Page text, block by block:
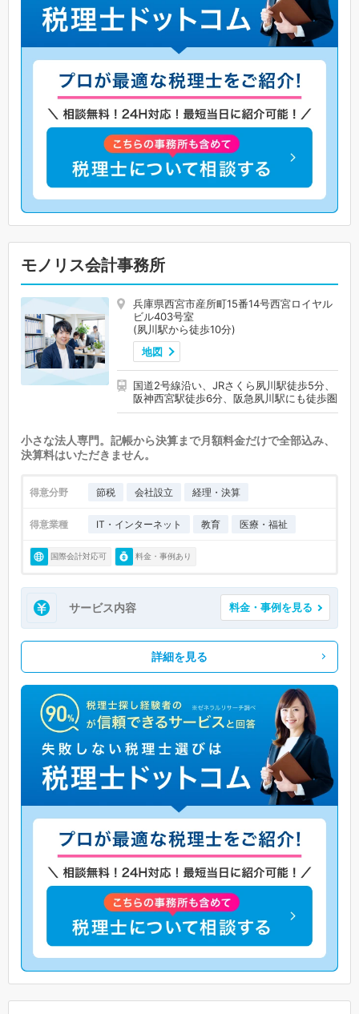
モノリス会計事務所
兵庫県西宮市産所町15番14号西宮ロイヤル
ビル403号室
(夙川駅から徒歩10分)
地図
国道2号線沿い、JRさくら夙川駅徒歩5分、
阪神西宮駅徒歩6分、阪急夙川駅にも徒歩圏
小さな法人専門。記帳から決算まで月額料金だけで全部込み、
決算料はいただきません。
得意分野 節税 会社設立 経理・決算
得意業種 IT・インターネット 教育 医療・福祉
国際会計対応可 料金・事例あり
サービス内容 料金・事例を見る
詳細を見る